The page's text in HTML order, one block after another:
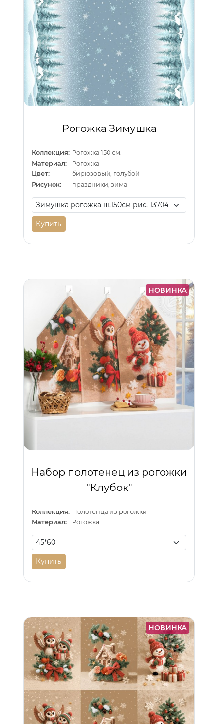
Рогожка Зимушка
Коллекция: Рогожка 150 см.
Материал:
Рогожка
Цвет:
бирюзовый, голубой
Рисунок:
праздники, зима
Купить
НОВИНКА
Набор полотенец из рогожки
"Клубок"
Коллекция: Полотенца из рогожки
Материал:
Рогожка
Купить
НОВИНКА